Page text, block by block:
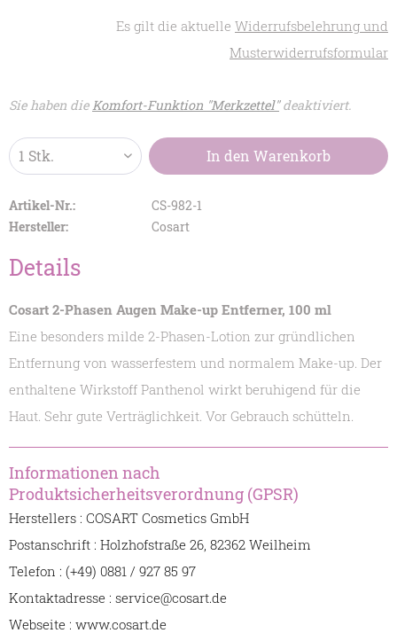
Es gilt die aktuelle Widerrufsbelehrung und
Musterwiderrufsformular
Sie haben dieKomfort-Funktion "Merkzettel"deaktiviert.
In den Warenkorb
Artikel-Nr.:
CS-982-1
Hersteller:
Cosart
Details
Cosart 2-Phasen Augen Make-up Entferner, 100 ml
Eine besonders milde 2-Phasen-Lotion zur gründlichen
Entfernung von wasserfestem und normalem Make-up. Der
enthaltene Wirkstoff Panthenol wirkt beruhigend für die
Haut. Sehr gute Verträglichkeit. Vor Gebrauch schütteln.
Informationen nach
Produktsicherheitsverordnung (GPSR)
Herstellers : COSART Cosmetics GmbH
Postanschrift : Holzhofstraße 26, 82362 Weilheim
Telefon : (+49) 0881 / 927 85 97
Kontaktadresse : service@cosart.de
Webseite : www.cosart.de